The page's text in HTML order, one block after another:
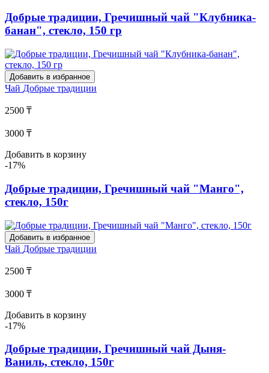
Добрые традиции, Гречишный чай "Клубника-
банан", стекло, 150 гр
Добавить в избранное
Чай Добрые традиции
2500 ₸
3000 ₸
Добавить в корзину
-17%
Добрые традиции, Гречишный чай "Манго",
стекло, 150г
Добавить в избранное
Чай Добрые традиции
2500 ₸
3000 ₸
Добавить в корзину
-17%
Добрые традиции, Гречишный чай Дыня-
Ваниль, стекло, 150г